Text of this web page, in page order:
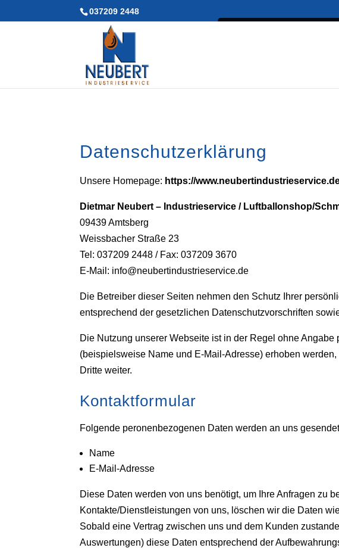
037209 2448
Datenschutzerklärung
Unsere Homepage: https://
Dietmar Neubert – Industrieservice / Luftballonshop/
09439 Amtsberg
Weissbacher Straße 23
Tel: 037209 2448 / Fax: 037209 3670
E-Mail: info@neubertindustrieservice.de
Die Betreiber dieser Seiten nehmen den Schutz Ihrer
entsprechend der gesetzlichen Datenschutzvorschriften
Die Nutzung unserer Webseite ist in der Regel ohne
(beispielsweise Name und E-Mail-Adresse) erhoben
Dritte weiter.
Kontaktformular
Folgende peronenbezogenen Daten werden an uns
Name
E-Mail-Adresse
Diese Daten werden von uns benötigt, um Ihre Anfragen zu
Kontakte/Dienstleistungen von uns, löschen wir die Daten
Sobald eine Vertrag zwischen uns und dem Kunden
Auswertungen) diese Daten entsprechend der